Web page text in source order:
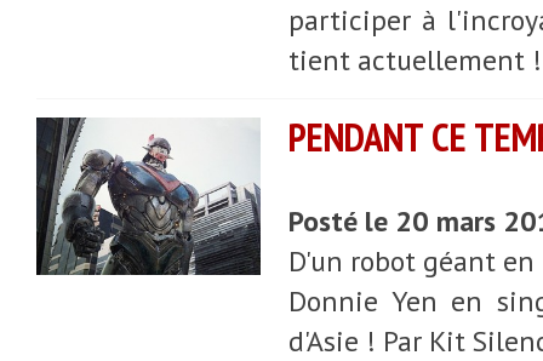
participer à
tient actuellement !
PENDANT CE
Posté le 20 mars
D'un robot géant en
Donnie Yen en
d'Asie ! Par Kit